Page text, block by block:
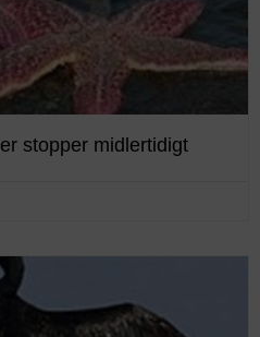
stopper midlertidigt